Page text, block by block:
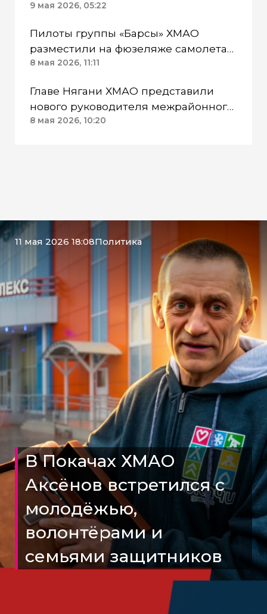
9 мая 2026, 05:22
Пилоты группы «Барсы» ХМАО
разместили на фюзеляже самолета
фото героев «Бессмертного полка»
8 мая 2026, 11:11
Главе Нягани ХМАО представили
нового руководителя межрайонного
следственного отдела
8 мая 2026, 10:20
11 мая 2026 18:08Политика
В Покачах ХМАО
Аксёнов встретился с
молодёжью,
волонтёрами и
семьями защитников